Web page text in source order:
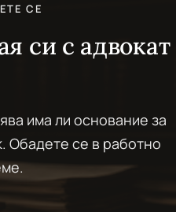
СЕ
си с адвокат
има ли основание за
Обадете се в работно